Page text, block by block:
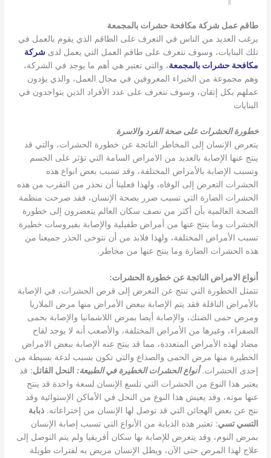
طاقم عمل شركة مكافحة حشرات بالمجمعة
يرغب العديد من الناس في التعرف على الطاقم الذي يقوم بالعمل في
تلك البنايات، وسوف نتعرف على طاقم العمل التي يعمل لدىشركة
مكافحة حشرات بالمجمعة، والتي تعتبر هي أهم ما يوجد في الشركة،
وهم مجموعة من الخبراء المعروفين في مجال العمل، والذي يؤدون
عملهم بكل إتقان، وسوف نتعرف على عدد الأفراد الذين يتواجدون في
البنايات
خطورة الحشرات على صحة الفرد والاسرة
يتعرض الإنسان إلى المخاطر الناتجة عن خطورة الحشرات، والتي قد
ينتج عنها الإصابة بالعديد من الامراض السامة التي تؤثر على الجسم
وتسبب الإصابة بالأمراض المختلفة، وقد تسبب بعض انواع هذه
الحشرات التعرض إلى الوفاه، ولهذا فعلينا أن نحذر من التقرب من هذه
الحشرات الضارة التي تسبب ضرر بصحة الإنسان، فقد صرحت منظمة
الصحة العالمية بأن أكثر من نصف سكان العالم يتعضرون إلى خطورة
الحشرات وما ينتج عنها من أمراض طفيلية والإصابة بفيروسات خطيرة
تسبب الأمراض المختلفة، ولهذا فلابد من أن نتوخى الحذر جميعنا من
هذه الحشرات الضارة وما ينتج عنها من مخاطر.
أنواع الامراض الناتجة عن خطورة الحشرات:
تتمثل الخطورة التي تنتج عن التعرض إلى قرص الحشرات، في الإصابة
بالأمراض الناقلة فقد يتم الإصابة ببعض الأمراض منها مرض الملاريا
ومرض حمى الضنك، والإصابة أيضا بمرض اللاشمانيا والإصابة بحمى
الصفراء، وغيرها من الأمراض المختلفة، والأصعب أنه لا يوجد لقاح
مضاد لهذه الأمراض المتعددة، مما قد ينتج عنه الإصابة ببعض الامراض
الخطيرة منها مرض الحمى والصداع والتي تكون بسبب لدغة بسيطة من
إحدى الحشرات.أنواع الحشرات الخطيرة في الطبيعة: النحل القاتل: قد
يعتبر هذا النوع من الحشرات التي تلسع الإنسان لسعة واحدة قد ينتج
عنها موته، وقد يعيش هذا النوع من النحل في الأماكن الإستوائية وقد
نتج عن بعض الهجائن التي قد توصل لها الإنسان من إختراعاته.ذبابة
التسي تسي: تعتبر هذه الذبابة من الأنواع التي تسبب إصابة الإنسان
بمرض النوم، وقد يتعرض للإصابة بها سكان أفريقيا ولم يتم التوصل إلى
علاج لهذا المرض حتى الآن، ويظل الإنسان مريض به لفترات طويلة